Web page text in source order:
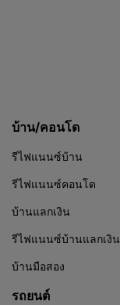
บ้าน/คอนโด
รีไฟแนนซ์บ้าน
รีไฟแนนซ์คอนโด
บ้านแลกเงิน
รีไฟแนนซ์บ้านแลกเงิน
บ้านมือสอง
รถยนต์